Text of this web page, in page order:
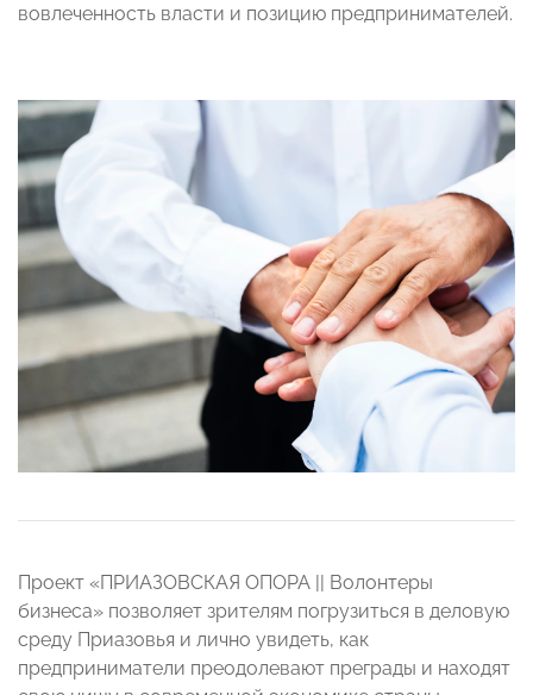
вовлеченность власти и позицию предпринимателей.
Проект «ПРИАЗОВСКАЯ ОПОРА || Волонтеры
бизнеса» позволяет зрителям погрузиться в деловую
среду Приазовья и лично увидеть, как
предприниматели преодолевают преграды и находят